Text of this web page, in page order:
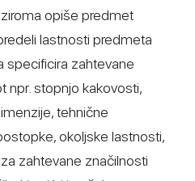
opiše predmet
lastnosti predmeta
specificira zahtevane
npr. stopnjo kakovosti,
tehnične
okoljske lastnosti,
zahtevane značilnosti